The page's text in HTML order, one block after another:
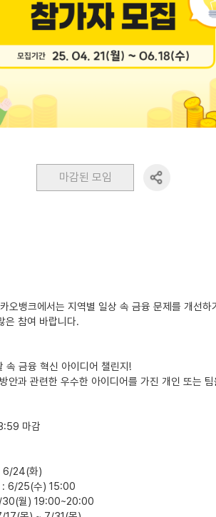
마감된 모임
오뱅크에서는 지역별 일상 속 금융 문제를 개선하
은 참여 바랍니다.
속 금융 혁신 아이디어 챌린지!
안과 관련한 우수한 아이디어를 가진 개인 또는
마감
6/24(화)
: 6/25(수) 15:00
30(월) 19:00~20:00